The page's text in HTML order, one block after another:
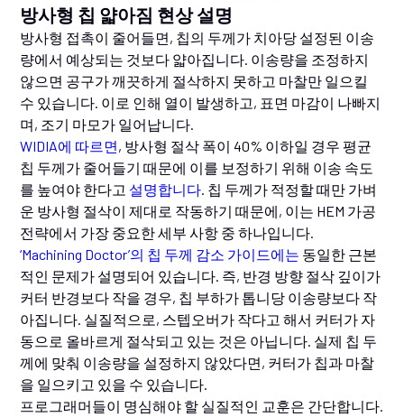
방사형 칩 얇아짐 현상 설명
방사형 접촉이 줄어들면, 칩의 두께가 치아당 설정된 이송
량에서 예상되는 것보다 얇아집니다. 이송량을 조정하지
않으면 공구가 깨끗하게 절삭하지 못하고 마찰만 일으킬
수 있습니다. 이로 인해 열이 발생하고, 표면 마감이 나빠지
며, 조기 마모가 일어납니다.
WIDIA에 따르면, 방사형 절삭 폭이 40% 이하일 경우 평균
칩 두께가 줄어들기 때문에 이를 보정하기 위해 이송 속도
를 높여야 한다고 설명합니다. 칩 두께가 적정할 때만 가벼
운 방사형 절삭이 제대로 작동하기 때문에, 이는 HEM 가공
전략에서 가장 중요한 세부 사항 중 하나입니다.
‘Machining Doctor’의 칩 두께 감소 가이드에는 동일한 근본
적인 문제가 설명되어 있습니다. 즉, 반경 방향 절삭 깊이가
커터 반경보다 작을 경우, 칩 부하가 톱니당 이송량보다 작
아집니다. 실질적으로, 스텝오버가 작다고 해서 커터가 자
동으로 올바르게 절삭되고 있는 것은 아닙니다. 실제 칩 두
께에 맞춰 이송량을 설정하지 않았다면, 커터가 칩과 마찰
을 일으키고 있을 수 있습니다.
프로그래머들이 명심해야 할 실질적인 교훈은 간단합니다.